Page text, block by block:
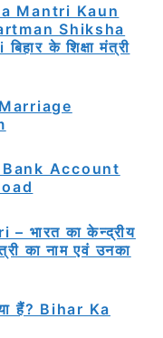
Mantri Kaun
Shiksha
के शिक्षा मंत्री
Marriage
Account
भारत का केन्द्रीय
का नाम एवं उनका
हैं? Bihar Ka